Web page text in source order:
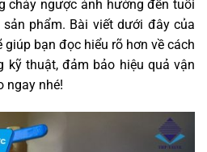
chảy ngược ảnh hưởng đến tuổi
phẩm. Bài viết dưới đây của
giúp bạn đọc hiểu rõ hơn về cách
kỹ thuật, đảm bảo hiệu quả vận
ngay nhé!